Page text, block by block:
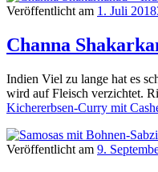
Veröffentlicht am 1. Juli 2018
Channa
Indien Viel zu lange hat es
wird auf Fleisch verzichtet.
Kichererbsen-Curry mit
Veröffentlicht am 9.